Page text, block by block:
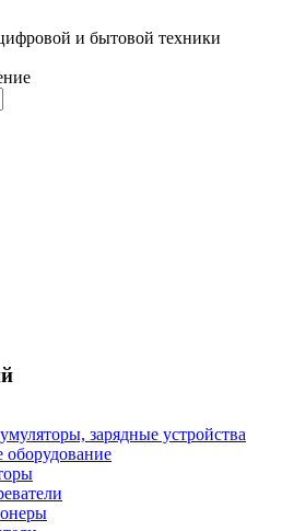
и бытовой техники
зарядные устройства
оборудование